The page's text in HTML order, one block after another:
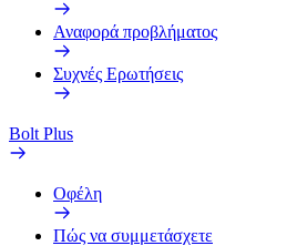
Αναφορά προβλήματος
Συχνές Ερωτήσεις
Bolt Plus
Οφέλη
Πώς να συμμετάσχετε